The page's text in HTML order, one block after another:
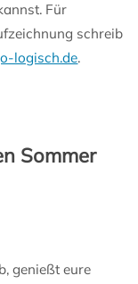
Für
schreib
logisch.de.
Sommer
genießt eure